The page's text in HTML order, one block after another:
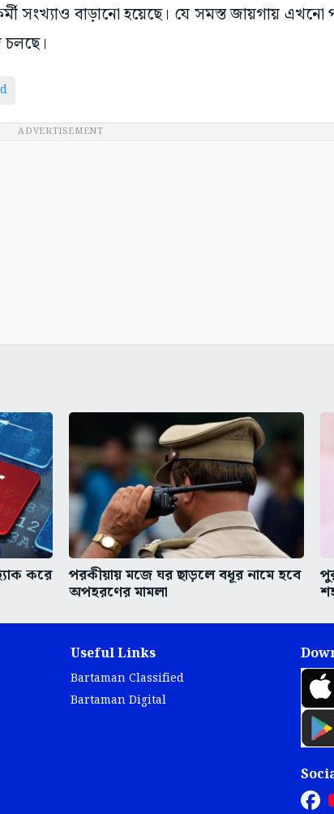
সংখ্যাও বাড়ানো হয়েছে। যে সমস্ত জায়গায় এখনো
চলছে।
ADVERTISEMENT
করে পরকীয়ায় মজে ঘর ছাড়লে বধূর নামে হবে
অপহরণের মামলা
Useful Links
Bartaman Classified
Bartaman Digital